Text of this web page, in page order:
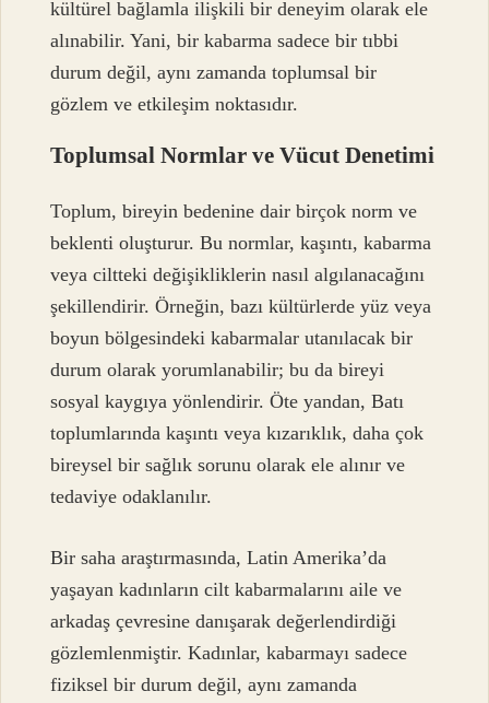
kültürel bağlamla ilişkili bir deneyim olarak ele
alınabilir. Yani, bir kabarma sadece bir tıbbi
durum değil, aynı zamanda toplumsal bir
gözlem ve etkileşim noktasıdır.
Toplumsal Normlar ve Vücut Denetimi
Toplum, bireyin bedenine dair birçok norm ve
beklenti oluşturur. Bu normlar, kaşıntı, kabarma
veya ciltteki değişikliklerin nasıl algılanacağını
şekillendirir. Örneğin, bazı kültürlerde yüz veya
boyun bölgesindeki kabarmalar utanılacak bir
durum olarak yorumlanabilir; bu da bireyi
sosyal kaygıya yönlendirir. Öte yandan, Batı
toplumlarında kaşıntı veya kızarıklık, daha çok
bireysel bir sağlık sorunu olarak ele alınır ve
tedaviye odaklanılır.
Bir saha araştırmasında, Latin Amerika’da
yaşayan kadınların cilt kabarmalarını aile ve
arkadaş çevresine danışarak değerlendirdiği
gözlemlenmiştir. Kadınlar, kabarmayı sadece
fiziksel bir durum değil, aynı zamanda